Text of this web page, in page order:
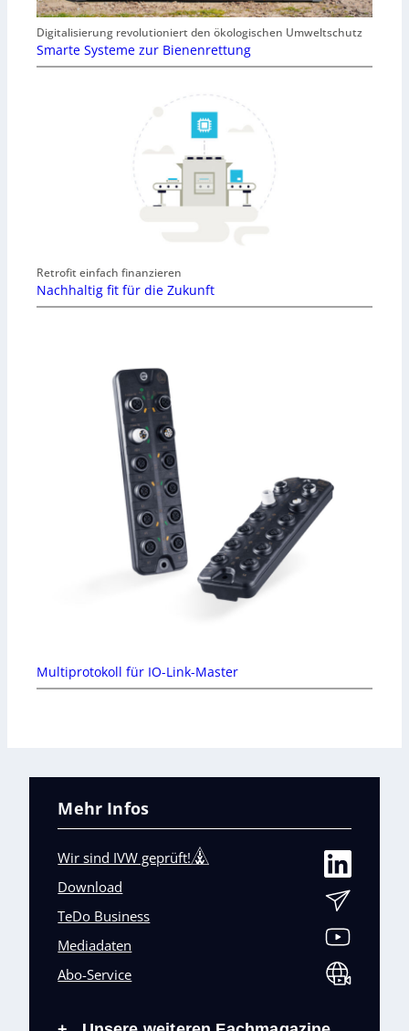
Digitalisierung revolutioniert den ökologischen Umweltschutz
Smarte Systeme zur Bienenrettung
Retrofit einfach finanzieren
Nachhaltig fit für die Zukunft
Multiprotokoll für IO-Link-Master
Mehr Infos
Wir sind IVW geprüft!
Download
TeDo Business
Mediadaten
Abo-Service